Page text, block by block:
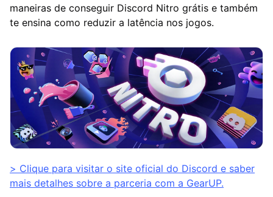
maneiras de conseguir Discord Nitro grátis e também
te ensina como reduzir a latência nos jogos.
> Clique para visitar o site oficial do Discord e saber
mais detalhes sobre a parceria com a GearUP.